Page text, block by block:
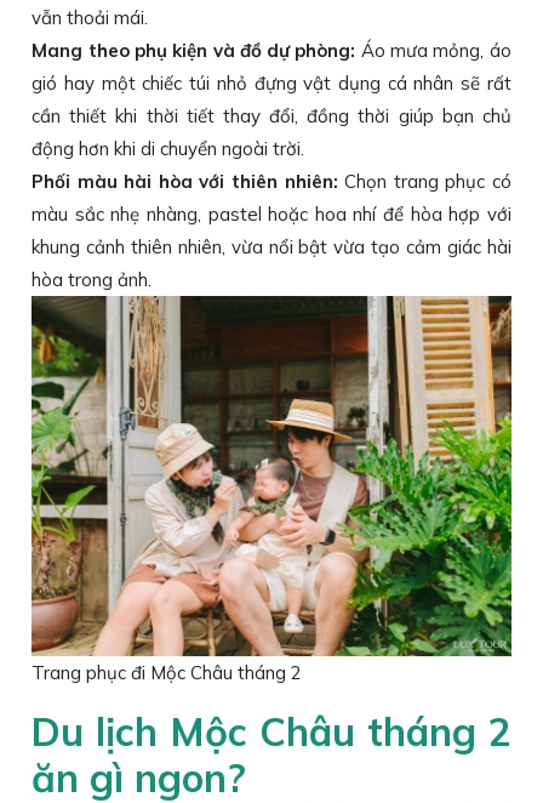
vẫn thoải mái.
Mang theo phụ kiện và đồ dự phòng: Áo mưa mỏng, áo
gió hay một chiếc túi nhỏ đựng vật dụng cá nhân sẽ rất
cần thiết khi thời tiết thay đổi, đồng thời giúp bạn chủ
động hơn khi di chuyển ngoài trời.
Phối màu hài hòa với thiên nhiên:Chọn trang phục có
màu sắc nhẹ nhàng, pastel hoặc hoa nhí để hòa hợp với
khung cảnh thiên nhiên, vừa nổi bật vừa tạo cảm giác hài
hòa trong ảnh.
Trang phục đi Mộc Châu tháng 2
Du lịch Mộc Châu tháng 2
ăn gì ngon?